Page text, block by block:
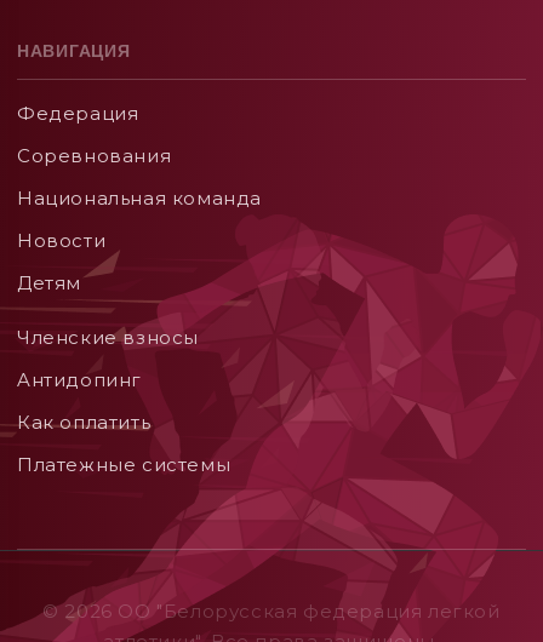
НАВИГАЦИЯ
Федерация
Соревнования
Национальная команда
Новости
Детям
Членские взносы
Aнтидопинг
Как оплатить
Платежные системы
© 2026 ОO "Белорусская федерация легкой